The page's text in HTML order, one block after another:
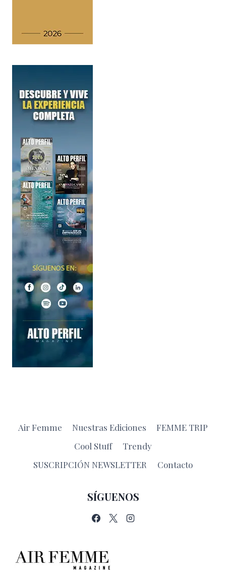
Air Femme Nuestras Ediciones
FEMME TRIP
Cool Stuff
Trendy
SUSCRIPCIÓN NEWSLETTER
Contacto
SÍGUENOS